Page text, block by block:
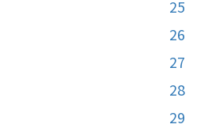
25
26
27
28
29